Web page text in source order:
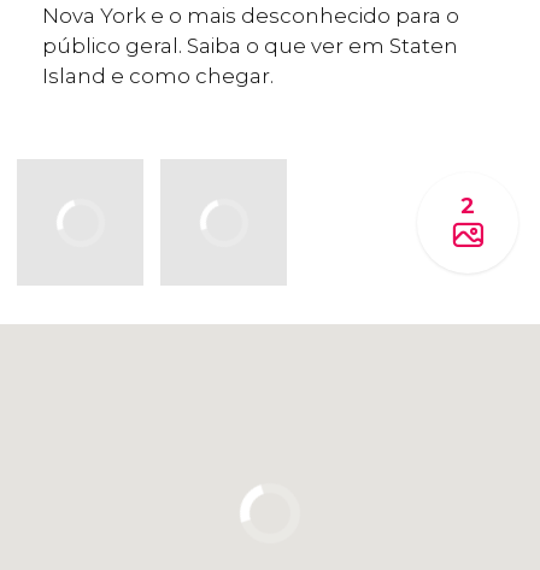
Nova York e o mais desconhecido para o
público geral. Saiba o que ver em Staten
Island e como chegar.
2